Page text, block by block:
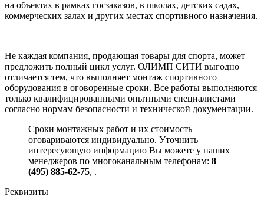
на объектах в рамках госзаказов, в школах, детских садах,
коммерческих залах и других местах спортивного назначения.
Не каждая компания, продающая товары для спорта, может
предложить полный цикл услуг. ОЛИМП СИТИ выгодно
отличается тем, что выполняет монтаж спортивного
оборудования в оговоренные сроки. Все работы выполняются
только квалифицированными опытными специалистами
согласно нормам безопасности и технической документации.
Сроки монтажных работ и их стоимость
оговариваются индивидуально. Уточнить
интересующую информацию Вы можете у наших
менеджеров по многоканальным телефонам: 8
(495) 885-62-75, .
Реквизиты